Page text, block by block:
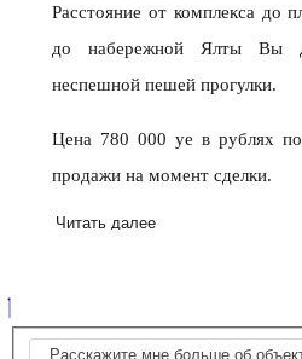
Расстояние от комплекса до
до набережной Ялты Вы
неспешной пешей прогулки.
Цена 780 000 уе в рублях
продажи на момент сделки.
Читать далее